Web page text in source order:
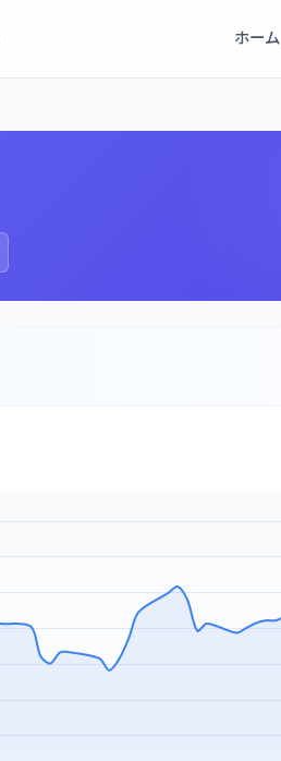
ホーム